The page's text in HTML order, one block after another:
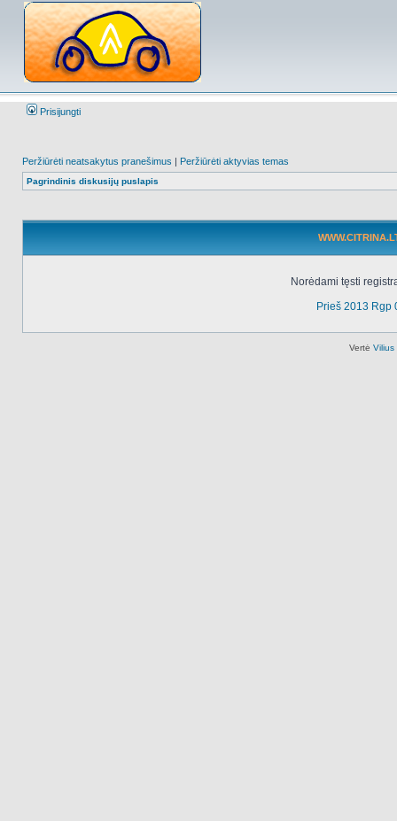
Prisijungti
Peržiūrėti neatsakytus pranešimus | Peržiūrėti aktyvias temas
Pagrindinis diskusijų puslapis
Norėdami tęsti
Prieš 2013 Rgp
Vertė Vilius